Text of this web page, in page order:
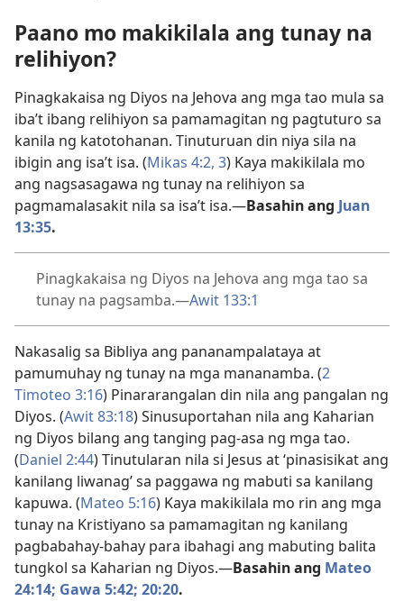
Paano mo makikilala ang tunay na
relihiyon?
Pinagkakaisa ng Diyos na Jehova ang mga tao mula sa
iba’t ibang relihiyon sa pamamagitan ng pagtuturo sa
kanila ng katotohanan. Tinuturuan din niya sila na
ibigin ang isa’t isa. (Mikas 4:2, 3) Kaya makikilala mo
ang nagsasagawa ng tunay na relihiyon sa
pagmamalasakit nila sa isa’t isa.​—Basahin ang Juan
13:35.
Pinagkakaisa ng Diyos na Jehova ang mga tao sa
tunay na pagsamba.​—Awit 133:1
Nakasalig sa Bibliya ang pananampalataya at
pamumuhay ng tunay na mga mananamba. (2
Timoteo 3:16) Pinararangalan din nila ang pangalan ng
Diyos. (Awit 83:18) Sinusuportahan nila ang Kaharian
ng Diyos bilang ang tanging pag-asa ng mga tao.
(Daniel 2:44) Tinutularan nila si Jesus at ‘pinasisikat ang
kanilang liwanag’ sa paggawa ng mabuti sa kanilang
kapuwa. (Mateo 5:16) Kaya makikilala mo rin ang mga
tunay na Kristiyano sa pamamagitan ng kanilang
pagbabahay-bahay para ibahagi ang mabuting balita
tungkol sa Kaharian ng Diyos.​—Basahin ang Mateo
24:14; Gawa 5:42; 20:20.